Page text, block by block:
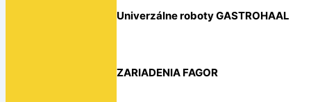
Univerzálne roboty GASTROHAAL
ZARIADENIA FAGOR